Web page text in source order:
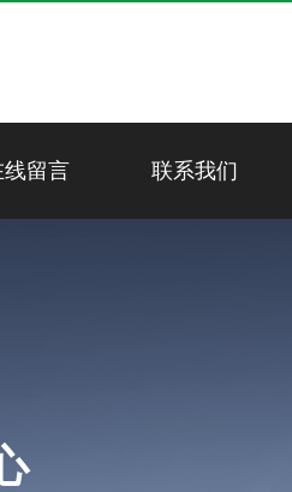
线留言 联系我们